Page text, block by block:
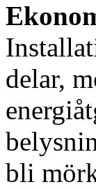
delar,
bli